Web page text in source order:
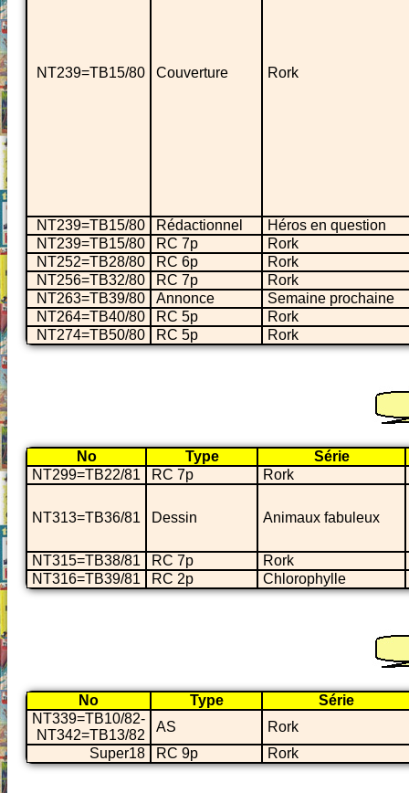
NT239=TB15/80 Couverture Rork
NT239=TB15/80 Rédactionnel
Héros en question
NT239=TB15/80
RC 7p
Rork
NT252=TB28/80
RC 6p
Rork
NT256=TB32/80
RC 7p
Rork
NT263=TB39/80
Annonce
Semaine prochaine
NT264=TB40/80
RC 5p
Rork
NT274=TB50/80
RC 5p Rork
No Type
Série
NT299=TB22/81
RC 7p Rork
NT313=TB36/81 Dessin Animaux fabuleux
NT315=TB38/81 RC 7p
Rork
NT316=TB39/81
RC 2p Chlorophylle
No Type
Série
NT339=TB10/82-
NT342=TB13/82
AS
Rork
Super18
RC 9p Rork